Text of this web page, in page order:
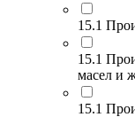
15.1
15.1
масел и
15.1